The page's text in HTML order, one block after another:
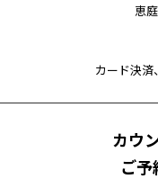
恵
カード決済
カウ
ご